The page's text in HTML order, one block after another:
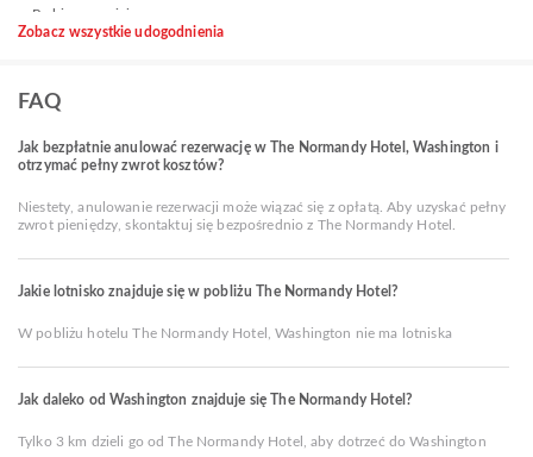
Zobacz wszystkie udogodnienia
FAQ
Jak bezpłatnie anulować rezerwację w The Normandy Hotel, Washington i
otrzymać pełny zwrot kosztów?
Niestety, anulowanie rezerwacji może wiązać się z opłatą. Aby uzyskać pełny
zwrot pieniędzy, skontaktuj się bezpośrednio z The Normandy Hotel.
Jakie lotnisko znajduje się w pobliżu The Normandy Hotel?
W pobliżu hotelu The Normandy Hotel, Washington nie ma lotniska
Jak daleko od Washington znajduje się The Normandy Hotel?
Tylko 3 km dzieli go od The Normandy Hotel, aby dotrzeć do Washington